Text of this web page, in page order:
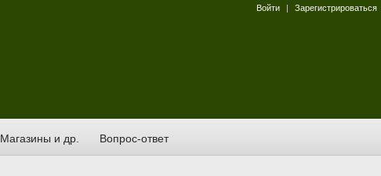
Войти | Зарегистрироваться
Магазины и др. Вопрос-ответ